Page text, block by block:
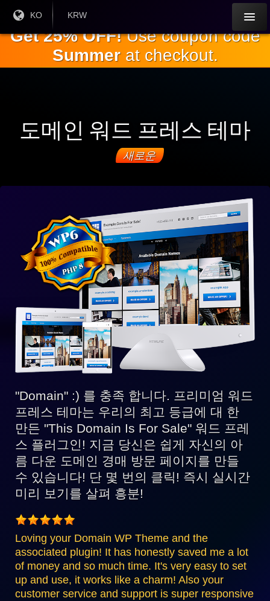
내
용
으
기
현재
KO
현재 통
KRW
Get 25% OFF!Use coupon code
Summerat checkout.
도메인 워드 프레스 테마
새로운
6와
완
전
히
호
환
능
"Domain" :) 를 충족 합니다. 프리미엄 워드
프레스 테마는 우리의 최고 등급에 대 한
만든 "This Domain Is For Sale" 워드 프레
스 플러그인! 지금 당신은 쉽게 자신의 아
름 다운 도메인 경매 방문 페이지를 만들
수 있습니다! 단 몇 번의 클릭! 즉시 실시간
미리 보기를 살펴 흥분!
Loving your Domain WP Theme and the
associated plugin! It has honestly saved me a lot
of money and so much time. It's very easy to set
up and use, it works like a charm! Also your
customer service and support is super responsive